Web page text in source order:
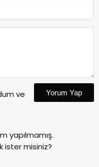
ve
Yorum Yap
yapılmamış.
ister misiniz?